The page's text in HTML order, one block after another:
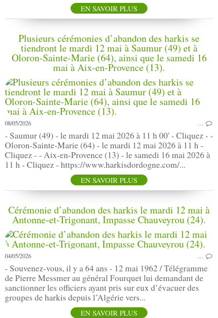
EN SAVOIR PLUS
Plusieurs cérémonies d’abandon des harkis se
tiendront le mardi 12 mai à Saumur (49) et à
Oloron-Sainte-Marie (64), ainsi que le samedi 16
mai à Aix-en-Provence (13).
08/05/2026 …
- Saumur (49) - le mardi 12 mai 2026 à 11 h 00' - Cliquez - -
Oloron-Sainte-Marie (64) - le mardi 12 mai 2026 à 11 h -
Cliquez - - Aix-en-Provence (13) - le samedi 16 mai 2026 à
11 h - Cliquez - https://www.harkisdordogne.com/...
EN SAVOIR PLUS
Cérémonie d’abandon des harkis le mardi 12 mai à
Antonne-et-Trigonant, Impasse Chauveyrou (24).
04/05/2026 …
- Souvenez-vous, il y a 64 ans - 12 mai 1962 / Télégramme
de Pierre Messmer au général Fourquet lui demandant de
sanctionner les officiers ayant pris sur eux d’évacuer des
groupes de harkis depuis l’Algérie vers...
EN SAVOIR PLUS